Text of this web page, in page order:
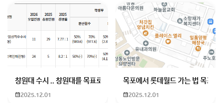
안녕하세요! 웹툰 관련 입시 전문으로 하고 있는 쌤입니
다 :)
학교가 정확히 어디인지는 모르겠지만 많이 걱정되시겠
어요
제일 좋은 방법은 작년도 입시결과 확인하는 방법인데
창원대 수시 .. 창원대를 목표로 하고 있는 09년생입니다 지금 제 내신이
2025.12.01
목포에서 롯데월드 가는 법 목포
2025.12.01